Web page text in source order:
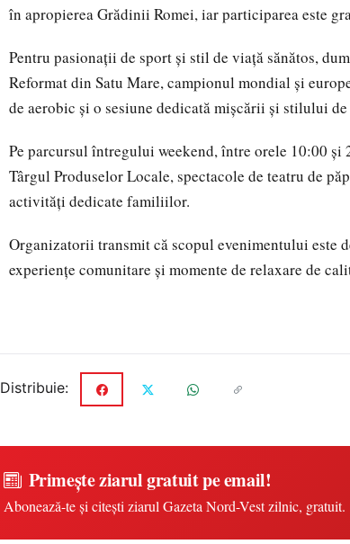
în apropierea Grădinii Romei, iar participarea este
Pentru pasionații de sport și stil de viață sănătos,
Reformat din Satu Mare, campionul mondial și
de aerobic și o sesiune dedicată mișcării și stilului
Pe parcursul întregului weekend, între orele 10:00
Târgul Produselor Locale, spectacole de teatru de
activități dedicate familiilor.
Organizatorii transmit că scopul evenimentului este
experiențe comunitare și momente de relaxare de
Distribuie:
Primește ziarul gratuit pe email!
Abonează-te și citești ziarul Gazeta Nord-Vest zilnic, gratuit.